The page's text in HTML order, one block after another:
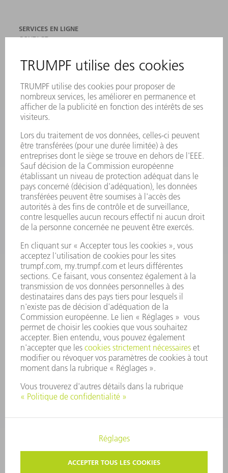
SERVICES EN LIGNE
CONTACT
MANIFESTATIONS ET DATES À RETENIR
INSCRIPTION À LA NEWSLETTER
PRODUITS
MACHINES & SYSTÈMES
LASER
ELECTRONIQUE DE PUISSANCE
OUTILS ÉLECTRIQUES
SMART FACTORY
LOGICIEL
SERVICES
APPLICATIONS
SECTEURS D'ACTIVITÉ
ENTREPRISE
CARRIÈRE
OFFRES D'EMPLOI
PROFIL DE L'ENTREPRISE
CONSEIL D'ADMINISTRATION
RAPPORT ANNUEL
PRINCIPES FONDAMENTAUX DE L'ENTREPRISE
CONFORMITÉ
SYSTÈME D'ALERTE
SÉCURITÉ
COMMUNIQUÉS DE PRESSE
MAGAZINE
DURABILITÉ
ENVIRONNEMENT ET CLIMAT
SOCIAL ET SOCIÉTÉ
GESTION D'ENTREPRISE
PROTECTION DES DONNÉES PERSONNELLES
COPYRIGHT ET DROIT DES MARQUES
PARAMÈTRES VIE PRIVÉE